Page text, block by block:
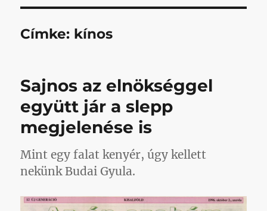
Címke: kínos
Sajnos az elnökséggel
együtt jár a slepp
megjelenése is
Mint egy falat kenyér, úgy kellett
nekünk Budai Gyula.